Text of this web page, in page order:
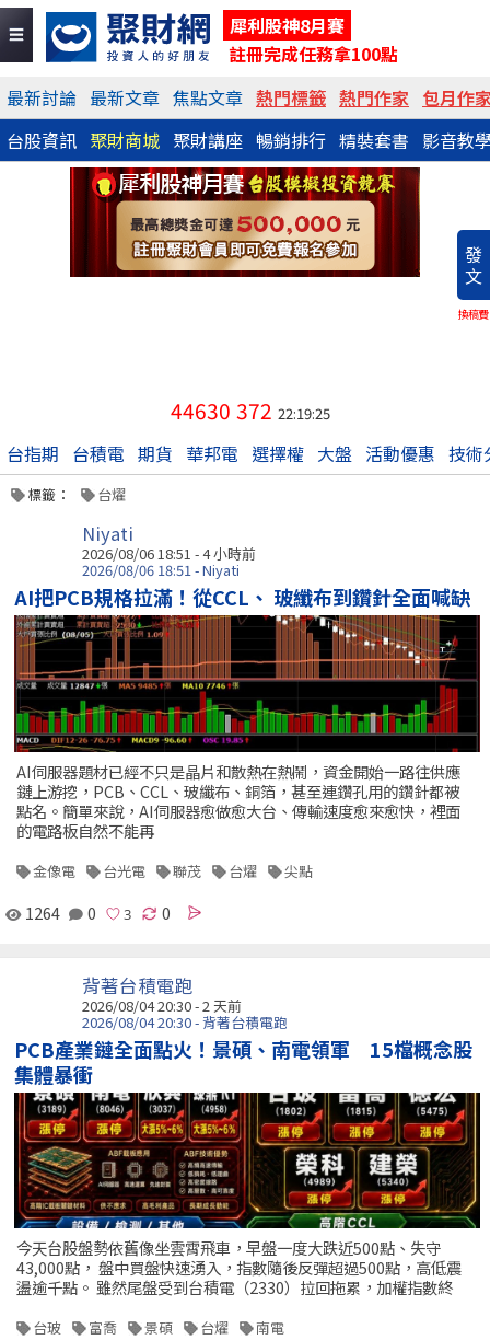
犀利股神8月賽
註冊完成任務拿100點
最新討論 最新文章 焦點文章 熱門標籤 熱門作家 包月作
台股資訊 聚財商城 聚財講座 暢銷排行 精裝套書 影音教
發
文
換稿費
44630 372 22:19:25
台指期 台積電 期貨 華邦電 選擇權 大盤 活動優惠 技術
標籤： 台燿
Niyati
2026/08/06 18:51 -4 小時前
2026/08/06 18:51 - Niyati
AI把PCB規格拉滿！從CCL、 玻纖布到鑽針全面喊缺
AI伺服器題材已經不只是晶片和散熱在熱鬧，資金開始一路往供應
鏈上游挖，PCB、CCL、玻纖布、銅箔，甚至連鑽孔用的鑽針都被
點名。簡單來說，AI伺服器愈做愈大台、傳輸速度愈來愈快，裡面
的電路板自然不能再
金像電 台光電 聯茂 台燿 尖點
1264 0 0
背著台積電跑
2026/08/04 20:30 - 2 天前
2026/08/04 20:30 - 背著台積電跑
PCB產業鏈全面點火！景碩、南電領軍 15檔概念股
集體暴衝
今天台股盤勢依舊像坐雲霄飛車，早盤一度大跌近500點、失守
43,000點， 盤中買盤快速湧入，指數隨後反彈超過500點，高低震
盪逾千點。 雖然尾盤受到台積電（2330）拉回拖累，加權指數終
台玻 富喬 景碩 台燿 南電